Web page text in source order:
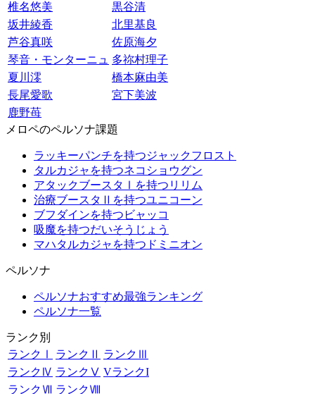
椎名悠美
黒谷清
坂井綾香
北里基良
芦谷真咲
佐原海夕
琴音・モンターニュ 多祢村理子
夏川澪
橋本麻由美
長尾愛歌
宮下美波
鹿野苺
メロペのペルソナ課題
ラッキーパンチを持つジャックフロスト
タルカジャを持つネコショウグン
アタックブースタⅠを持つリリム
治療ブースタⅡを持つユニコーン
ブフダインを持つビャッコ
吸魔を持つだいそうじょう
マハタルカジャを持つドミニオン
ペルソナ
ペルソナおすすめ最強ランキング
ペルソナ一覧
ランク別
ランクⅠ
ランクⅡ ランクⅢ
ランクⅣ ランクⅤ VランクI
ランクⅦ ランクⅧ